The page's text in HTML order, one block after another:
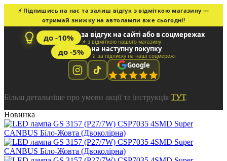
⚡ Підпишись на нас та залиш відгук з відміткою магазину —
отримай знижку на автолампи вже сьогодні!
до -10% за відгук на сайті або в соцмережах
📌 з відміткою нашого магазину
до -5% на наступну покупку
📱 за підписку на наші соцмережі
Google
Більш детальніше про умови акції та інструкція ТУТ.
Новинка